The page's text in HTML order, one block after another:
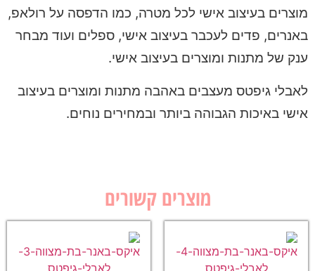
מוצרים בעיצוב אישי לכל מטרה, כמו הדפסה על רולאפ,
באנרים, פדים לעכבר בעיצוב אישי, ספלים ועוד מבחר
ענק של מתנות ומוצרים בעיצוב אישי.
לאבלי גיפטס מעצבים באהבה מתנות ומוצרים בעיצוב
אישי באיכות הגבוהה ביותר ובמחירים נוחים.
מוצרים קשורים